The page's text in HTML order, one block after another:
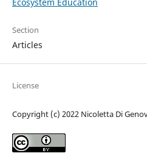
Section
Articles
License
Copyright (c) 2022 Nicoletta Di